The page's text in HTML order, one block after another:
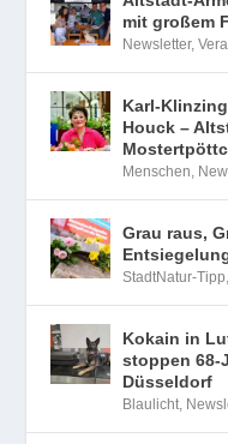
mit großem
Newsletter,
Karl-
Houck –
Menschen,
Grau raus,
StadtNatur-Tipp,
Kokain in
stoppen 68-
Düsseldorf
Blaulicht,